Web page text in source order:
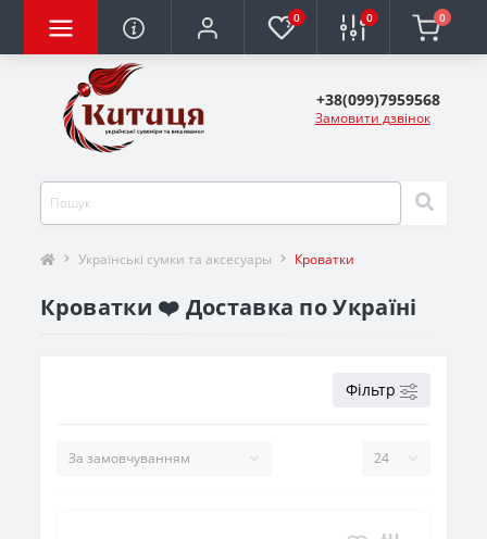
0 0 0
+38(099)7959568
Замовити дзвінок
Українські сумки та аксесуары Кроватки
Кроватки ❤️ Доставка по Україні
Фільтр